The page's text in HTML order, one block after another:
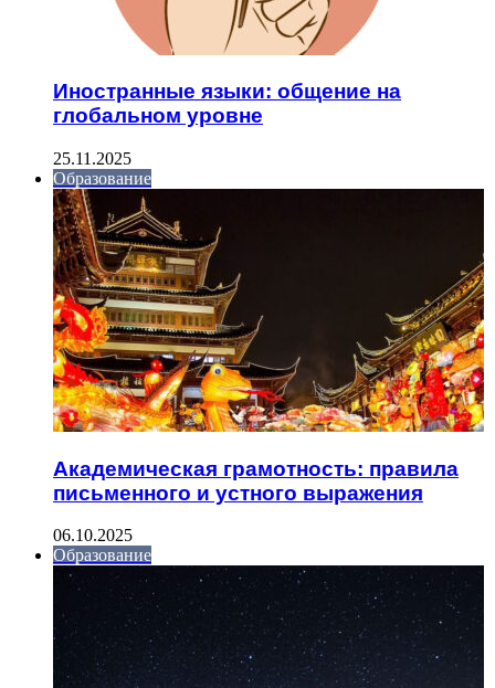
Иностранные языки: общение на
глобальном уровне
25.11.2025
Образование
Академическая грамотность: правила
письменного и устного выражения
06.10.2025
Образование